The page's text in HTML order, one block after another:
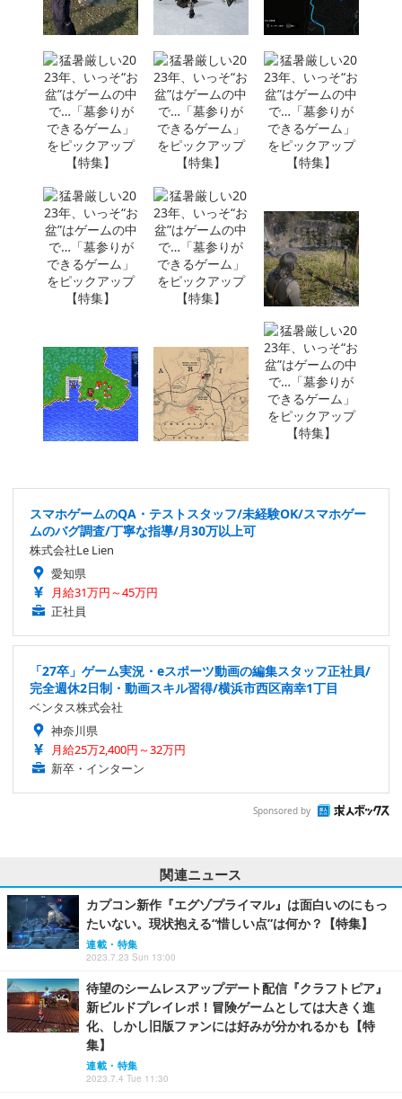
スマホゲームのQA・テストスタッフ/未経験OK/スマホゲー
ムのバグ調査/丁寧な指導/月30万以上可
株式会社Le Lien
愛知県
月給31万円～45万円
正社員
「27卒」ゲーム実況・eスポーツ動画の編集スタッフ正社員/
完全週休2日制・動画スキル習得/横浜市西区南幸1丁目
ベンタス株式会社
神奈川県
月給25万2,400円～32万円
新卒・インターン
Sponsored by
関連ニュース
カプコン新作『エグゾプライマル』は面白いのにもっ
たいない。現状抱える“惜しい点”は何か？【特集】
連載・特集
2023.7.23 Sun 13:00
待望のシームレスアップデート配信『クラフトピア』
新ビルドプレイレポ！冒険ゲームとしては大きく進
化、しかし旧版ファンには好みが分かれるかも【特
集】
連載・特集
2023.7.4 Tue 11:30